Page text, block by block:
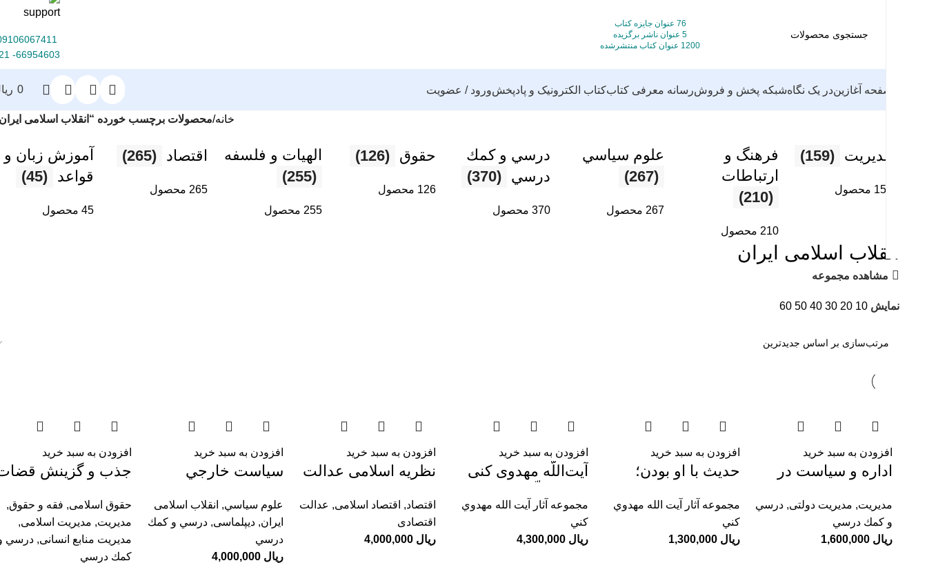
76 عنوان جایزه کتاب
5 عنوان ناشر برگزیده
1200 عنوان کتاب منتشرشده
66954603- 021
صفحه آغازیندر یک نگاهشبکه پخش و فروشرسانه معرفی کتابکتاب الکترونیک و پادپخشورود / عضویت
خانه محصولات برچسب خورده “انقلاب اسلامی
مديريت (159)
159 محصول
فرهنگ و
ارتباطات
(210)
210 محصول
علوم سياسي
(267)
267 محصول
درسي و كمك
درسي
(370)
370 محصول
حقوق (126)
126 محصول
الهیات و فلسفه
(255)
255 محصول
اقتصاد (265)
265 محصول
آموزش زبان و
قواعد
(45)
45 محصول
انقلاب اسلامی ایران
مشاهده مجموعه
نمایش 10
20
30
40
50
60
افزودن به سبد خرید
اداره و سیاست در
بروکراسی در بستر
سیاست 57-1320
مديريت, مدیریت دولتی, درسي
و كمك درسي
ریال
افزودن به سبد خرید
حدیث با او بودن؛
زندگی آیت الله
مهدوی کنی ره
مجموعه آثار آيت الله مهدوي
كني
ریال
افزودن به سبد خرید
آیت‌اللّه مهدوی کنی
جامعه روحانیت مبارز
مجموعه آثار آيت الله مهدوي
كني
ریال 4,300,000
افزودن به سبد خرید
نظریه اسلامی عدالت
منظر متفکران دینی
معاصر
اقتصاد, اقتصاد اسلامی, عدالت
اقتصادی
ریال
افزودن به سبد خرید
سياست خارجي
1900 تا 2020
علوم سياسي, انقلاب اسلامی
ایران, دیپلماسی, درسي و كمك
درسي
ریال
افزودن به سبد خرید
جذب و گزینش
فقه امامیه، حقوق
ایران و نظام های
قضایی منتخب)
حقوق اسلامی, فقه و حقوق,
مديريت, مدیریت اسلامی,
مدیریت منابع انسانی,درسي
كمك درسي